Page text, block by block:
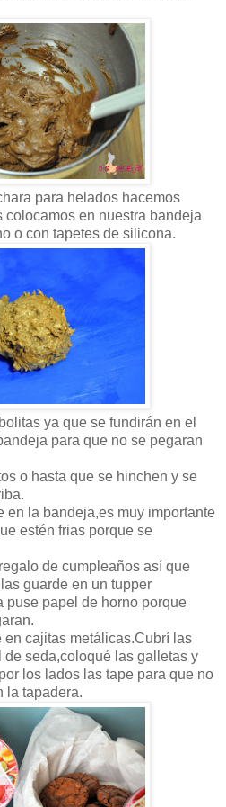
para helados hacemos
colocamos en nuestra bandeja
o con tapetes de silicona.
ya que se fundirán en el
para que no se pegaran
o hasta que se hinchen y se
en la bandeja,es muy importante
estén frias porque se
de cumpleaños así que
guarde en un tupper
puse papel de horno porque
en cajitas metálicas.Cubrí las
seda,coloqué las galletas y
los lados las tape para que no
la tapadera.